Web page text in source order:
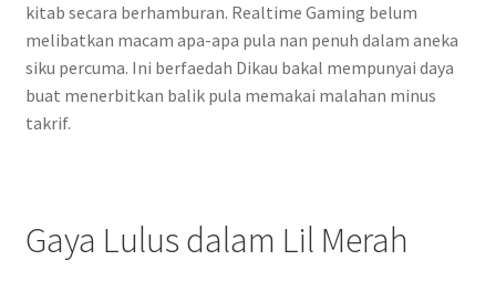
kitab secara berhamburan. Realtime Gaming belum
melibatkan macam apa-apa pula nan penuh dalam aneka
siku percuma. Ini berfaedah Dikau bakal mempunyai daya
buat menerbitkan balik pula memakai malahan minus
takrif.
Gaya Lulus dalam Lil Merah